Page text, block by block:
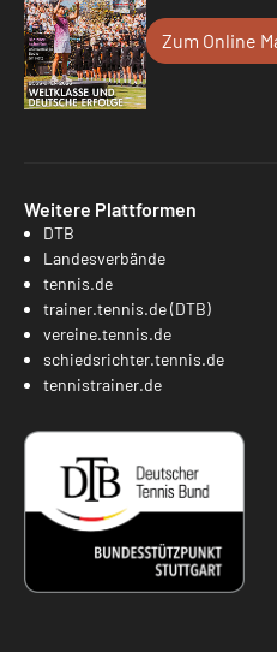
Zum Online
Weitere Plattformen
DTB
Landesverbände
tennis.de
trainer.tennis.de (DTB)
vereine.tennis.de
schiedsrichter.tennis.de
tennistrainer.de